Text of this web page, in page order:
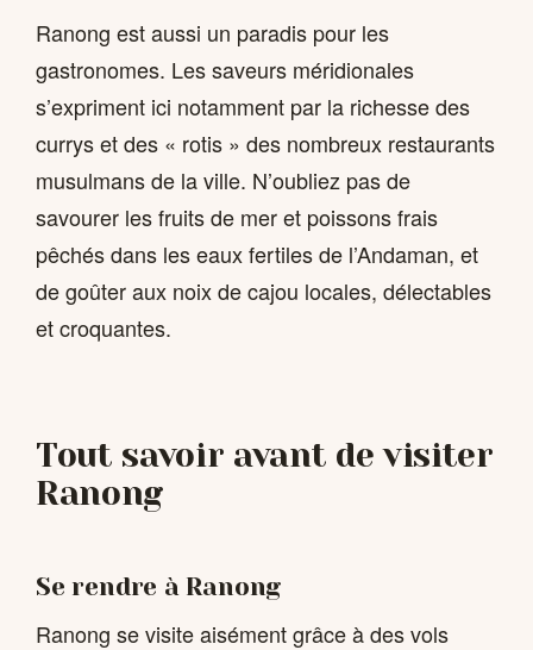
Ranong est aussi un paradis pour les
gastronomes. Les saveurs méridionales
s’expriment ici notamment par la richesse des
currys et des « rotis » des nombreux restaurants
musulmans de la ville. N’oubliez pas de
savourer les fruits de mer et poissons frais
pêchés dans les eaux fertiles de l’Andaman, et
de goûter aux noix de cajou locales, délectables
et croquantes.
Tout savoir avant de visiter
Ranong
Se rendre à Ranong
Ranong se visite aisément grâce à des vols